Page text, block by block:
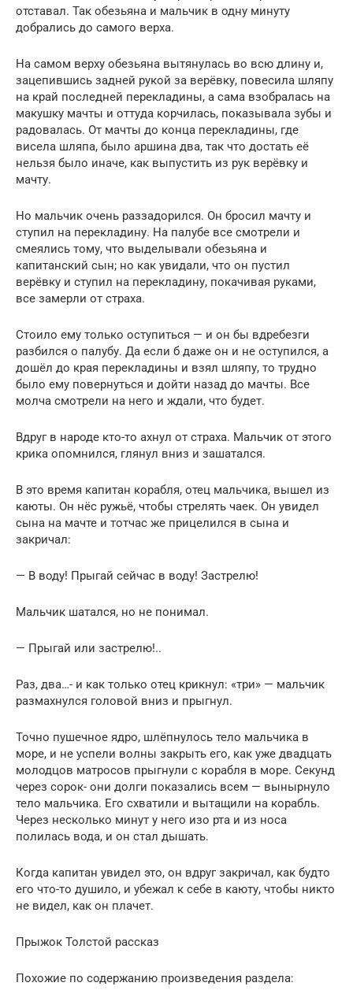
отставал. Так обезьяна и мальчик в одну минуту
добрались до самого верха.
На самом верху обезьяна вытянулась во всю длину и,
зацепившись задней рукой за верёвку, повесила шляпу
на край последней перекладины, а сама взобралась на
макушку мачты и оттуда корчилась, показывала зубы и
радовалась. От мачты до конца перекладины, где
висела шляпа, было аршина два, так что достать её
нельзя было иначе, как выпустить из рук верёвку и
мачту.
Но мальчик очень раззадорился. Он бросил мачту и
ступил на перекладину. На палубе все смотрели и
смеялись тому, что выделывали обезьяна и
капитанский сын; но как увидали, что он пустил
верёвку и ступил на перекладину, покачивая руками,
все замерли от страха.
Стоило ему только оступиться — и он бы вдребезги
разбился о палубу. Да если б даже он и не оступился, а
дошёл до края перекладины и взял шляпу, то трудно
было ему повернуться и дойти назад до мачты. Все
молча смотрели на него и ждали, что будет.
Вдруг в народе кто-то ахнул от страха. Мальчик от этого
крика опомнился, глянул вниз и зашатался.
В это время капитан корабля, отец мальчика, вышел из
каюты. Он нёс ружьё, чтобы стрелять чаек. Он увидел
сына на мачте и тотчас же прицелился в сына и
закричал:
— В воду! Прыгай сейчас в воду! Застрелю!
Мальчик шатался, но не понимал.
— Прыгай или застрелю!..
Раз, два…- и как только отец крикнул: «три» — мальчик
размахнулся головой вниз и прыгнул.
Точно пушечное ядро, шлёпнулось тело мальчика в
море, и не успели волны закрыть его, как уже двадцать
молодцов матросов прыгнули с корабля в море. Секунд
через сорок- они долги показались всем — вынырнуло
тело мальчика. Его схватили и вытащили на корабль.
Через несколько минут у него изо рта и из носа
полилась вода, и он стал дышать.
Когда капитан увидел это, он вдруг закричал, как будто
его что-то душило, и убежал к себе в каюту, чтобы никто
не видел, как он плачет.
Прыжок Толстой рассказ
Похожие по содержанию произведения раздела: